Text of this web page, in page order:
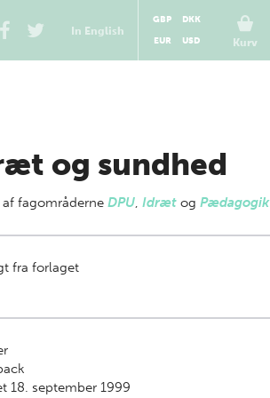
In English
Kurv
GBP
DKK
EUR
USD
og sundhed
af fagområderne DPU, Idrætog Pædagogik
fra forlaget
18. september 1999